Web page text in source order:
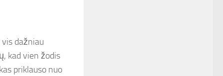
dažniau
kad vien žodis
priklauso nuo